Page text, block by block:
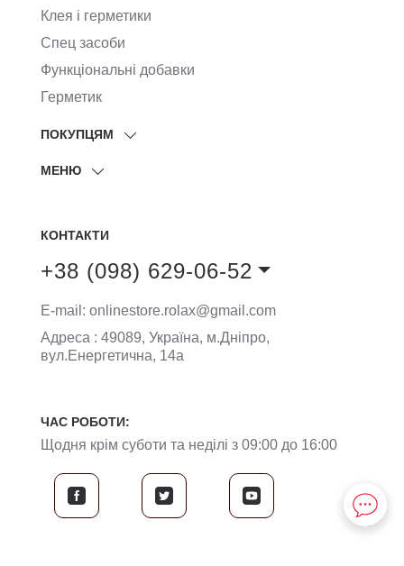
Клея і герметики
Спец засоби
Функціональні добавки
Герметик
ПОКУПЦЯМ
МЕНЮ
КОНТАКТИ
+38 (098) 629-06-52
E-mail: onlinestore.rolax@gmail.com
Адреса : 49089, Україна, м.Дніпро,
вул.Енергетична, 14а
ЧАС РОБОТИ:
Щодня крім суботи та неділі з 09:00 до 16:00